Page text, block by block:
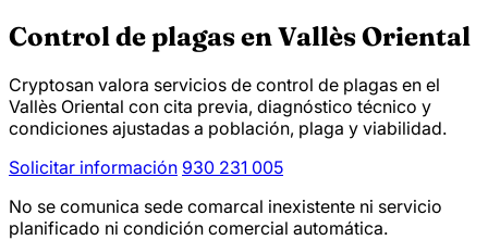
Control de plagas en Vallès Oriental
Cryptosan valora servicios de control de plagas en el
Vallès Oriental con cita previa, diagnóstico técnico y
condiciones ajustadas a población, plaga y viabilidad.
Solicitar información 930 231 005
No se comunica sede comarcal inexistente ni servicio
planificado ni condición comercial automática.